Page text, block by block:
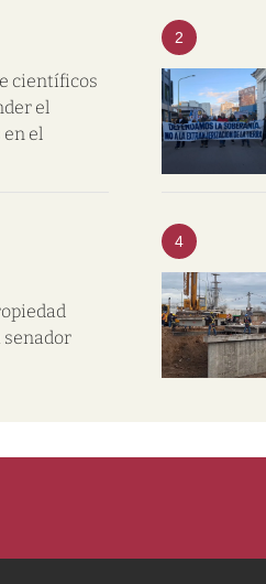
científicos
el
el
2
senador
4